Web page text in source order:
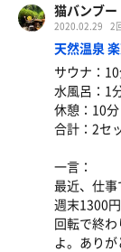
またまた人
猫バンブー
2020.02.29 2
天然温泉
サウナ：
水風呂：1
休憩：10
合計：2セ
一言：
最近、仕事
週末1300
回転で終
よ。ありが